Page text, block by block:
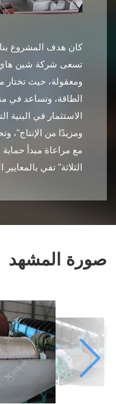
كان هدف المشروع
تسعى شركة شين هاي
ومعقولة، حيث تختار
الطاقة، وتساعد في
الاستثمار في البنية
ومزيدًا من الإنتاج"،
مع مراعاة مبدأ حماية
الثلاثة" تفي بالمعايير
صورة المشهد